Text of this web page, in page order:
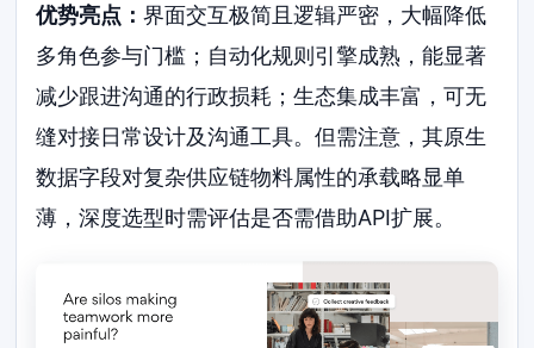
优势亮点：界面交互极简且逻辑严密，大幅降低
多角色参与门槛；自动化规则引擎成熟，能显著
减少跟进沟通的行政损耗；生态集成丰富，可无
缝对接日常设计及沟通工具。但需注意，其原生
数据字段对复杂供应链物料属性的承载略显单
薄，深度选型时需评估是否需借助API扩展。